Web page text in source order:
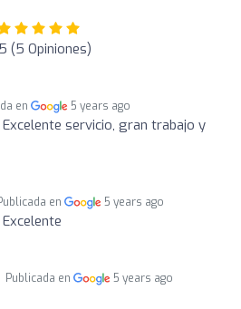
(5 Opiniones)
en 5 years ago
Excelente servicio, gran trabajo y
en 5 years ago
Excelente
Publicada en 5 years ago